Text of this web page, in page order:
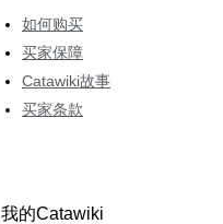
如何购买
买家保障
Catawiki故事
买家条款
我的Catawiki